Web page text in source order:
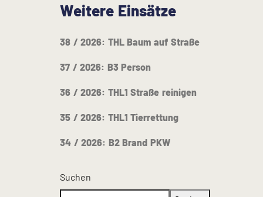
Weitere Einsätze
38 / 2026: THL Baum auf Straße
37 / 2026: B3 Person
36 / 2026: THL1 Straße reinigen
35 / 2026: THL1 Tierrettung
34 / 2026: B2 Brand PKW
Suchen